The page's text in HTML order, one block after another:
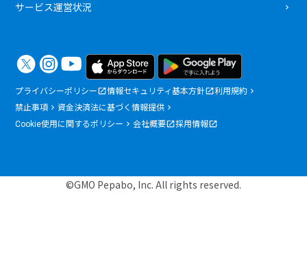
サービス運営状況
プライバシーポリシー 情報セキュリティ基本方針
利用規約
禁止事項
資金決済法に基づく情報提供
Cookie使用に関するポリシー
会社概要 採用情報
©GMO Pepabo, Inc. All rights reserved.